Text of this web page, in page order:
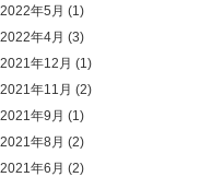
2022年5月 (1)
2022年4月 (3)
2021年12月 (1)
2021年11月 (2)
2021年9月 (1)
2021年8月 (2)
2021年6月 (2)